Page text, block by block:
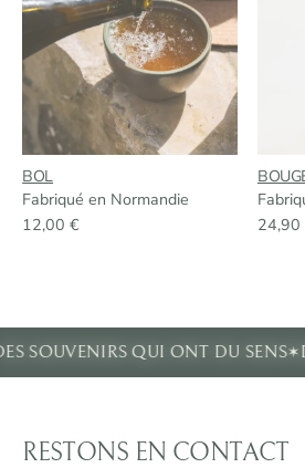
BOL
Fabriqué en Normandie
12,00€
24,90
SOUVENIRS QUI ONT DU SENS✶
RESTONS EN CONTACT